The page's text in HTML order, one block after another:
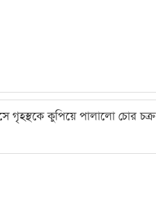
গৃহস্থকে কুপিয়ে পালালো চোর চক্র